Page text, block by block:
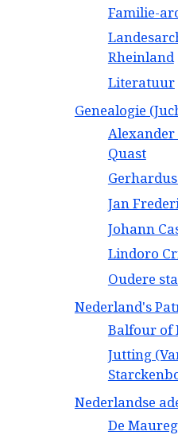
Familie-
Rheinland
Literatuur
Genealogie
Quast
Jan
Johann
Lindoro
Oudere
Nederland's
Balfour of
Jutting
Nederlandse
De